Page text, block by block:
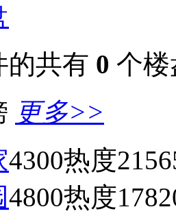
的共有 0 个楼
更多>>
4300热度
4800热度